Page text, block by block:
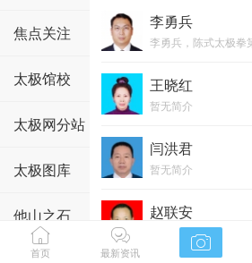
构
焦点关注
太极馆校
太极网分站
太极图库
他山之石
李勇兵
王晓红
暂无简介
闫洪君
暂无简介
赵联安

首页

最新资讯 